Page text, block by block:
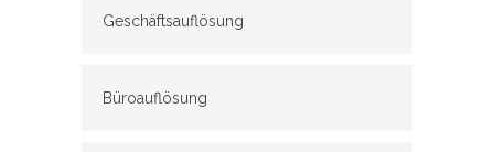
Geschäftsauflösung
Büroauflösung